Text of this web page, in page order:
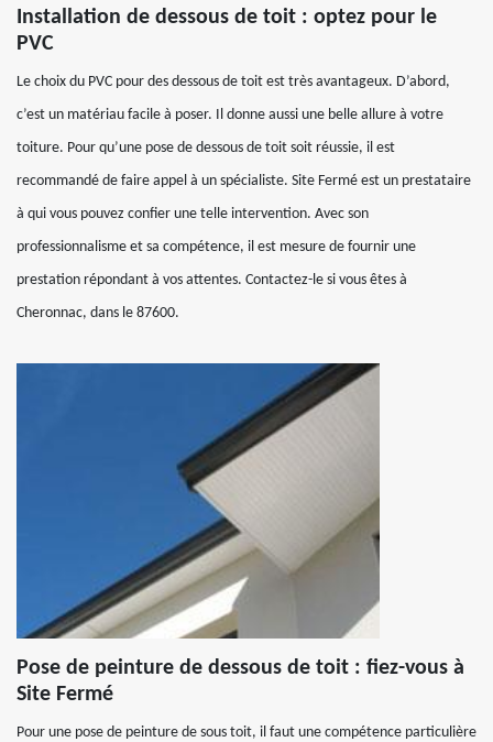
Installation de dessous de toit : optez pour le
PVC
Le choix du PVC pour des dessous de toit est très avantageux. D’abord,
c’est un matériau facile à poser. Il donne aussi une belle allure à votre
toiture. Pour qu’une pose de dessous de toit soit réussie, il est
recommandé de faire appel à un spécialiste. Site Fermé est un prestataire
à qui vous pouvez confier une telle intervention. Avec son
professionnalisme et sa compétence, il est mesure de fournir une
prestation répondant à vos attentes. Contactez-le si vous êtes à
Cheronnac, dans le 87600.
Pose de peinture de dessous de toit : fiez-vous à
Site Fermé
Pour une pose de peinture de sous toit, il faut une compétence particulière